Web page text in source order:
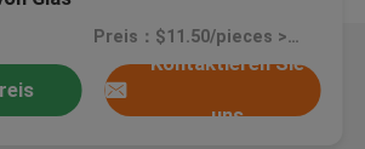
Preis：$11.50/pieces >=2 pieces
Kontaktieren Sie
uns